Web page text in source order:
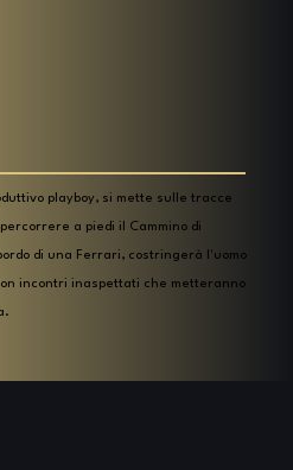
playboy, si mette sulle tracce
a piedi il Cammino di
di una Ferrari, costringerà l'uomo
incontri inaspettati che metteranno